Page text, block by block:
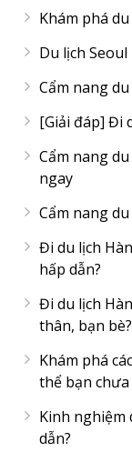
Khám phá
Du lịch
Cẩm nang
[Giải đáp] Đi
Cẩm nang
ngay
Cẩm nang
Đi du lịch
hấp dẫn?
Đi du lịch
thân, bạn bè?
Khám phá
thể bạn
Kinh nghiệm
dẫn?